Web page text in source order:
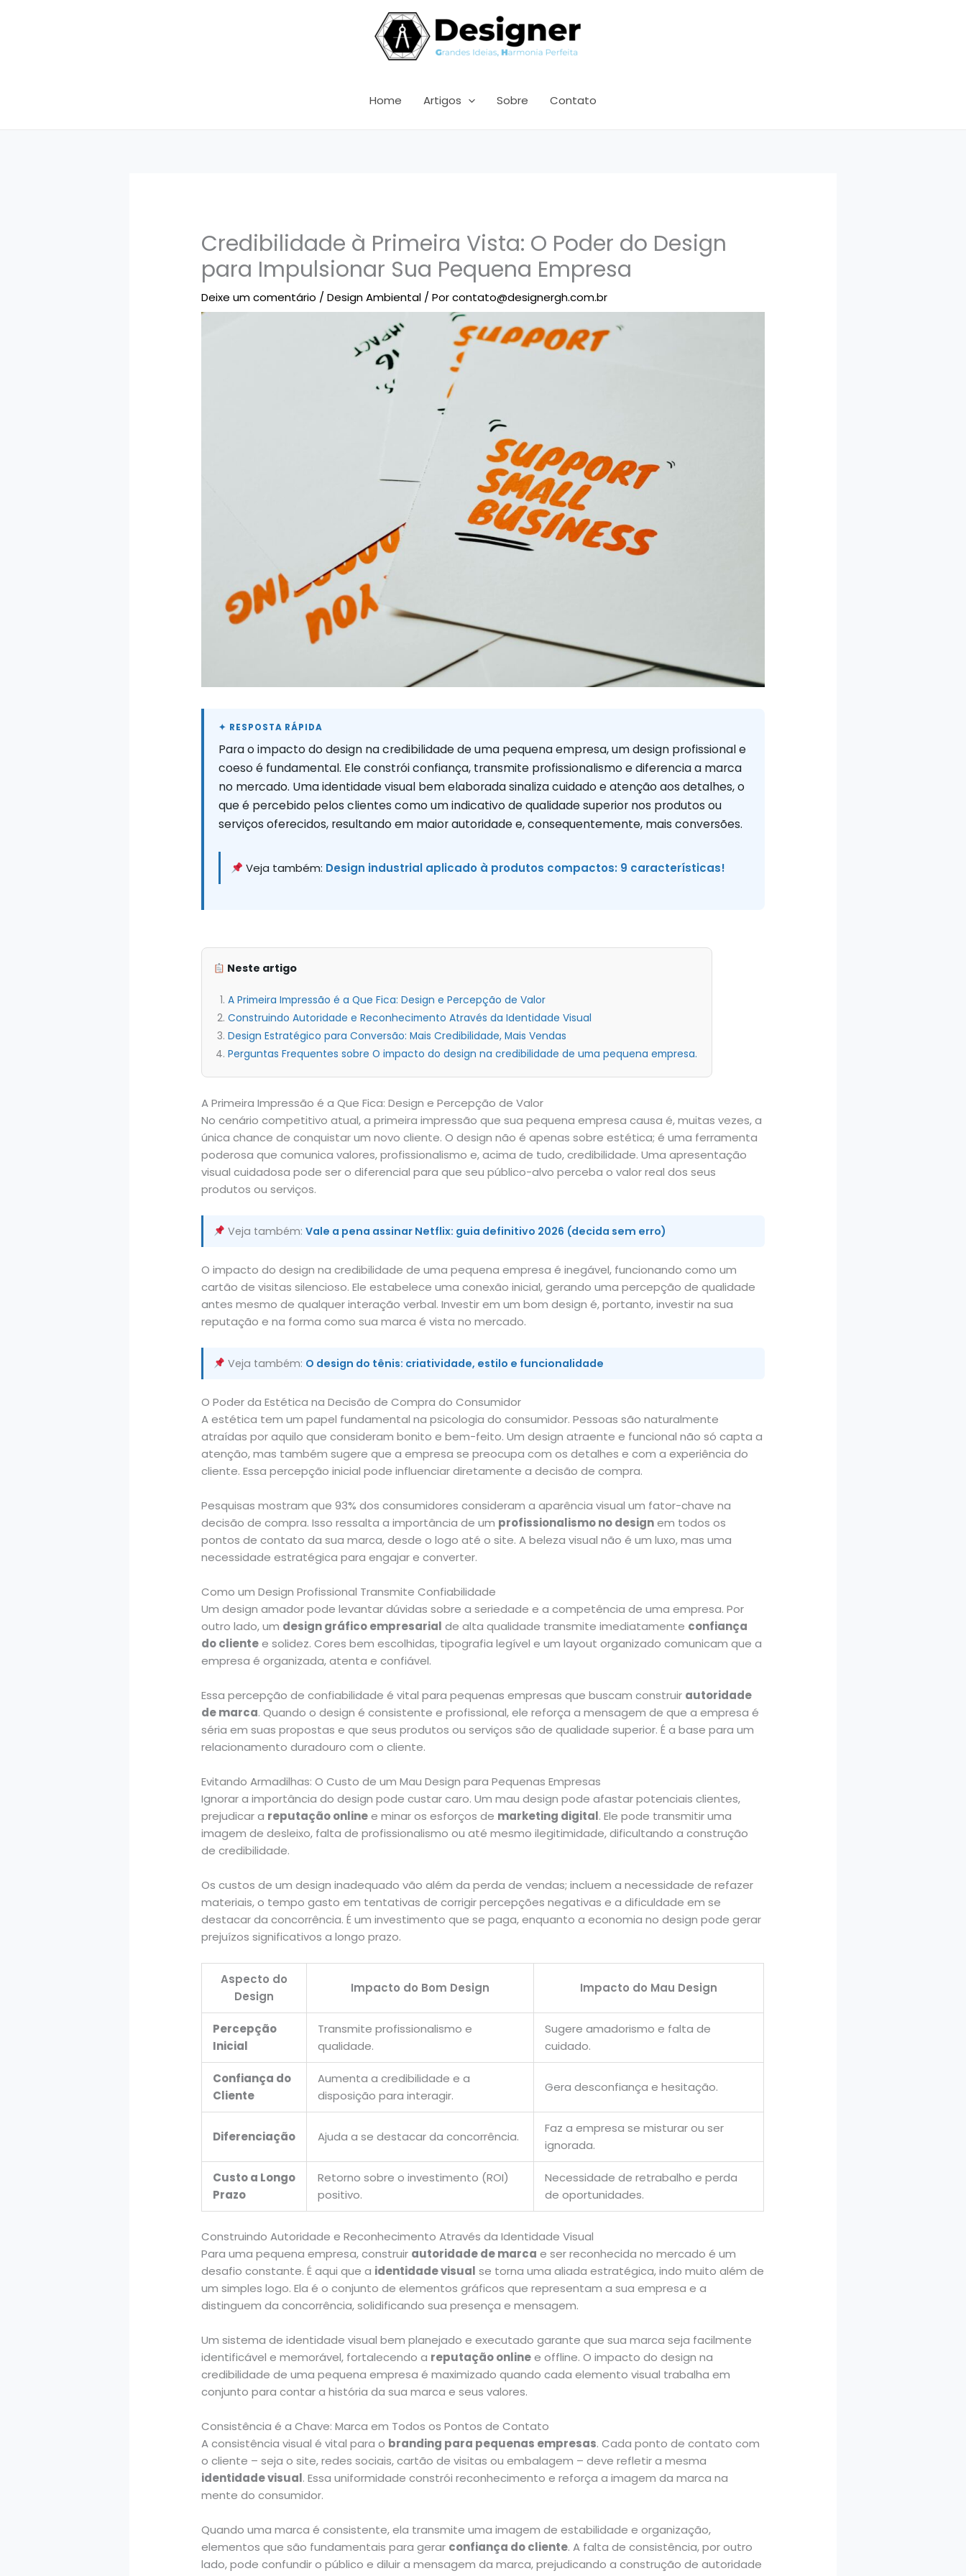
Home Artigos Sobre Contato
Credibilidade à Primeira Vista: O Poder do Design
para Impulsionar Sua Pequena Empresa
Deixe um comentário /Design Ambiental / Porcontato@designergh.com.br
Para o impacto do design na credibilidade de uma pequena empresa, um design profissional e
coeso é fundamental. Ele constrói confiança, transmite profissionalismo e diferencia a marca
no mercado. Uma identidade visual bem elaborada sinaliza cuidado e atenção aos detalhes, o
que é percebido pelos clientes como um indicativo de qualidade superior nos produtos ou
serviços oferecidos, resultando em maior autoridade e, consequentemente, mais conversões.
Veja também: Design industrial aplicado à produtos compactos: 9 características!
Neste artigo
A Primeira Impressão é a Que Fica: Design e Percepção de Valor
Construindo Autoridade e Reconhecimento Através da Identidade Visual
Design Estratégico para Conversão: Mais Credibilidade, Mais Vendas
Perguntas Frequentes sobre O impacto do design na credibilidade de uma pequena empresa.
A Primeira Impressão é a Que Fica: Design e Percepção de Valor
No cenário competitivo atual, a primeira impressão que sua pequena empresa causa é, muitas vezes, a
única chance de conquistar um novo cliente. O design não é apenas sobre estética; é uma ferramenta
poderosa que comunica valores, profissionalismo e, acima de tudo, credibilidade. Uma apresentação
visual cuidadosa pode ser o diferencial para que seu público-alvo perceba o valor real dos seus
produtos ou serviços.
Veja também:Vale a pena assinar Netflix: guia definitivo 2026 (decida sem erro)
O impacto do design na credibilidade de uma pequena empresa é inegável, funcionando como um
cartão de visitas silencioso. Ele estabelece uma conexão inicial, gerando uma percepção de qualidade
antes mesmo de qualquer interação verbal. Investir em um bom design é, portanto, investir na sua
reputação e na forma como sua marca é vista no mercado.
Veja também: O design do tênis: criatividade, estilo e funcionalidade
O Poder da Estética na Decisão de Compra do Consumidor
A estética tem um papel fundamental na psicologia do consumidor. Pessoas são naturalmente
atraídas por aquilo que consideram bonito e bem-feito. Um design atraente e funcional não só capta a
atenção, mas também sugere que a empresa se preocupa com os detalhes e com a experiência do
cliente. Essa percepção inicial pode influenciar diretamente a decisão de compra.
Pesquisas mostram que 93% dos consumidores consideram a aparência visual um fator-chave na
decisão de compra. Isso ressalta a importância de um profissionalismo no designem todos os
pontos de contato da sua marca, desde o logo até o site. A beleza visual não é um luxo, mas uma
necessidade estratégica para engajar e converter.
Como um Design Profissional Transmite Confiabilidade
Um design amador pode levantar dúvidas sobre a seriedade e a competência de uma empresa. Por
outro lado, um design gráfico empresarial de alta qualidade transmite imediatamente confiança
do clientee solidez. Cores bem escolhidas, tipografia legível e um layout organizado comunicam que a
empresa é organizada, atenta e confiável.
Essa percepção de confiabilidade é vital para pequenas empresas que buscam construir autoridade
de marca. Quando o design é consistente e profissional, ele reforça a mensagem de que a empresa é
séria em suas propostas e que seus produtos ou serviços são de qualidade superior. É a base para um
relacionamento duradouro com o cliente.
Evitando Armadilhas: O Custo de um Mau Design para Pequenas Empresas
Ignorar a importância do design pode custar caro. Um mau design pode afastar potenciais clientes,
prejudicar a reputação onlinee minar os esforços de marketing digital. Ele pode transmitir uma
imagem de desleixo, falta de profissionalismo ou até mesmo ilegitimidade, dificultando a construção
de credibilidade.
Os custos de um design inadequado vão além da perda de vendas; incluem a necessidade de refazer
materiais, o tempo gasto em tentativas de corrigir percepções negativas e a dificuldade em se
destacar da concorrência. É um investimento que se paga, enquanto a economia no design pode gerar
prejuízos significativos a longo prazo.
Aspecto do
Design
Impacto do Bom Design Impacto do Mau Design
Percepção
Inicial
Transmite profissionalismo e
qualidade.
Sugere amadorismo e falta de
cuidado.
Confiança do
Cliente
Aumenta a credibilidade e a
disposição para interagir.
Gera desconfiança e hesitação.
Diferenciação Ajuda a se destacar da concorrência.
Faz a empresa se misturar ou ser
ignorada.
Custo a Longo
Prazo
Retorno sobre o investimento (ROI)
positivo.
Necessidade de retrabalho e perda
de oportunidades.
Construindo Autoridade e Reconhecimento Através da Identidade Visual
Para uma pequena empresa, construir autoridade de marca e ser reconhecida no mercado é um
desafio constante. É aqui que a identidade visual se torna uma aliada estratégica, indo muito além de
um simples logo. Ela é o conjunto de elementos gráficos que representam a sua empresa e a
distinguem da concorrência, solidificando sua presença e mensagem.
Um sistema de identidade visual bem planejado e executado garante que sua marca seja facilmente
identificável e memorável, fortalecendo a reputação onlinee offline. O impacto do design na
credibilidade de uma pequena empresa é maximizado quando cada elemento visual trabalha em
conjunto para contar a história da sua marca e seus valores.
Consistência é a Chave: Marca em Todos os Pontos de Contato
A consistência visual é vital para o branding para pequenas empresas. Cada ponto de contato com
o cliente – seja o site, redes sociais, cartão de visitas ou embalagem – deve refletir a mesma
identidade visual. Essa uniformidade constrói reconhecimento e reforça a imagem da marca na
mente do consumidor.
Quando uma marca é consistente, ela transmite uma imagem de estabilidade e organização,
elementos que são fundamentais para gerar confiança do cliente. A falta de consistência, por outro
lado, pode confundir o público e diluir a mensagem da marca, prejudicando a construção de autoridade